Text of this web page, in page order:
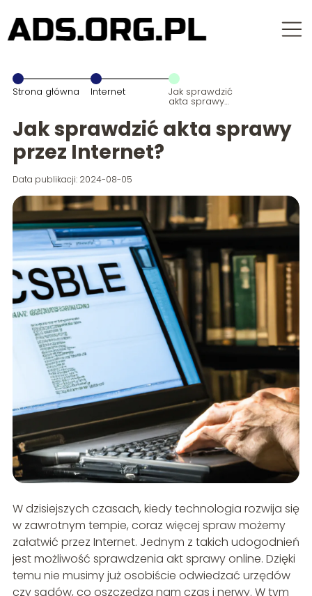
Strona główna Internet Jak sprawdzić
akta sprawy
Jak sprawdzić akta sprawy
przez Internet?
Data publikacji: 2024-08-05
W dzisiejszych czasach, kiedy technologia rozwija się
w zawrotnym tempie, coraz więcej spraw możemy
załatwić przez Internet. Jednym z takich udogodnień
jest możliwość sprawdzenia akt sprawy online. Dzięki
temu nie musimy już osobiście odwiedzać urzędów
czy sądów, co oszczędza nam czas i nerwy. W tym